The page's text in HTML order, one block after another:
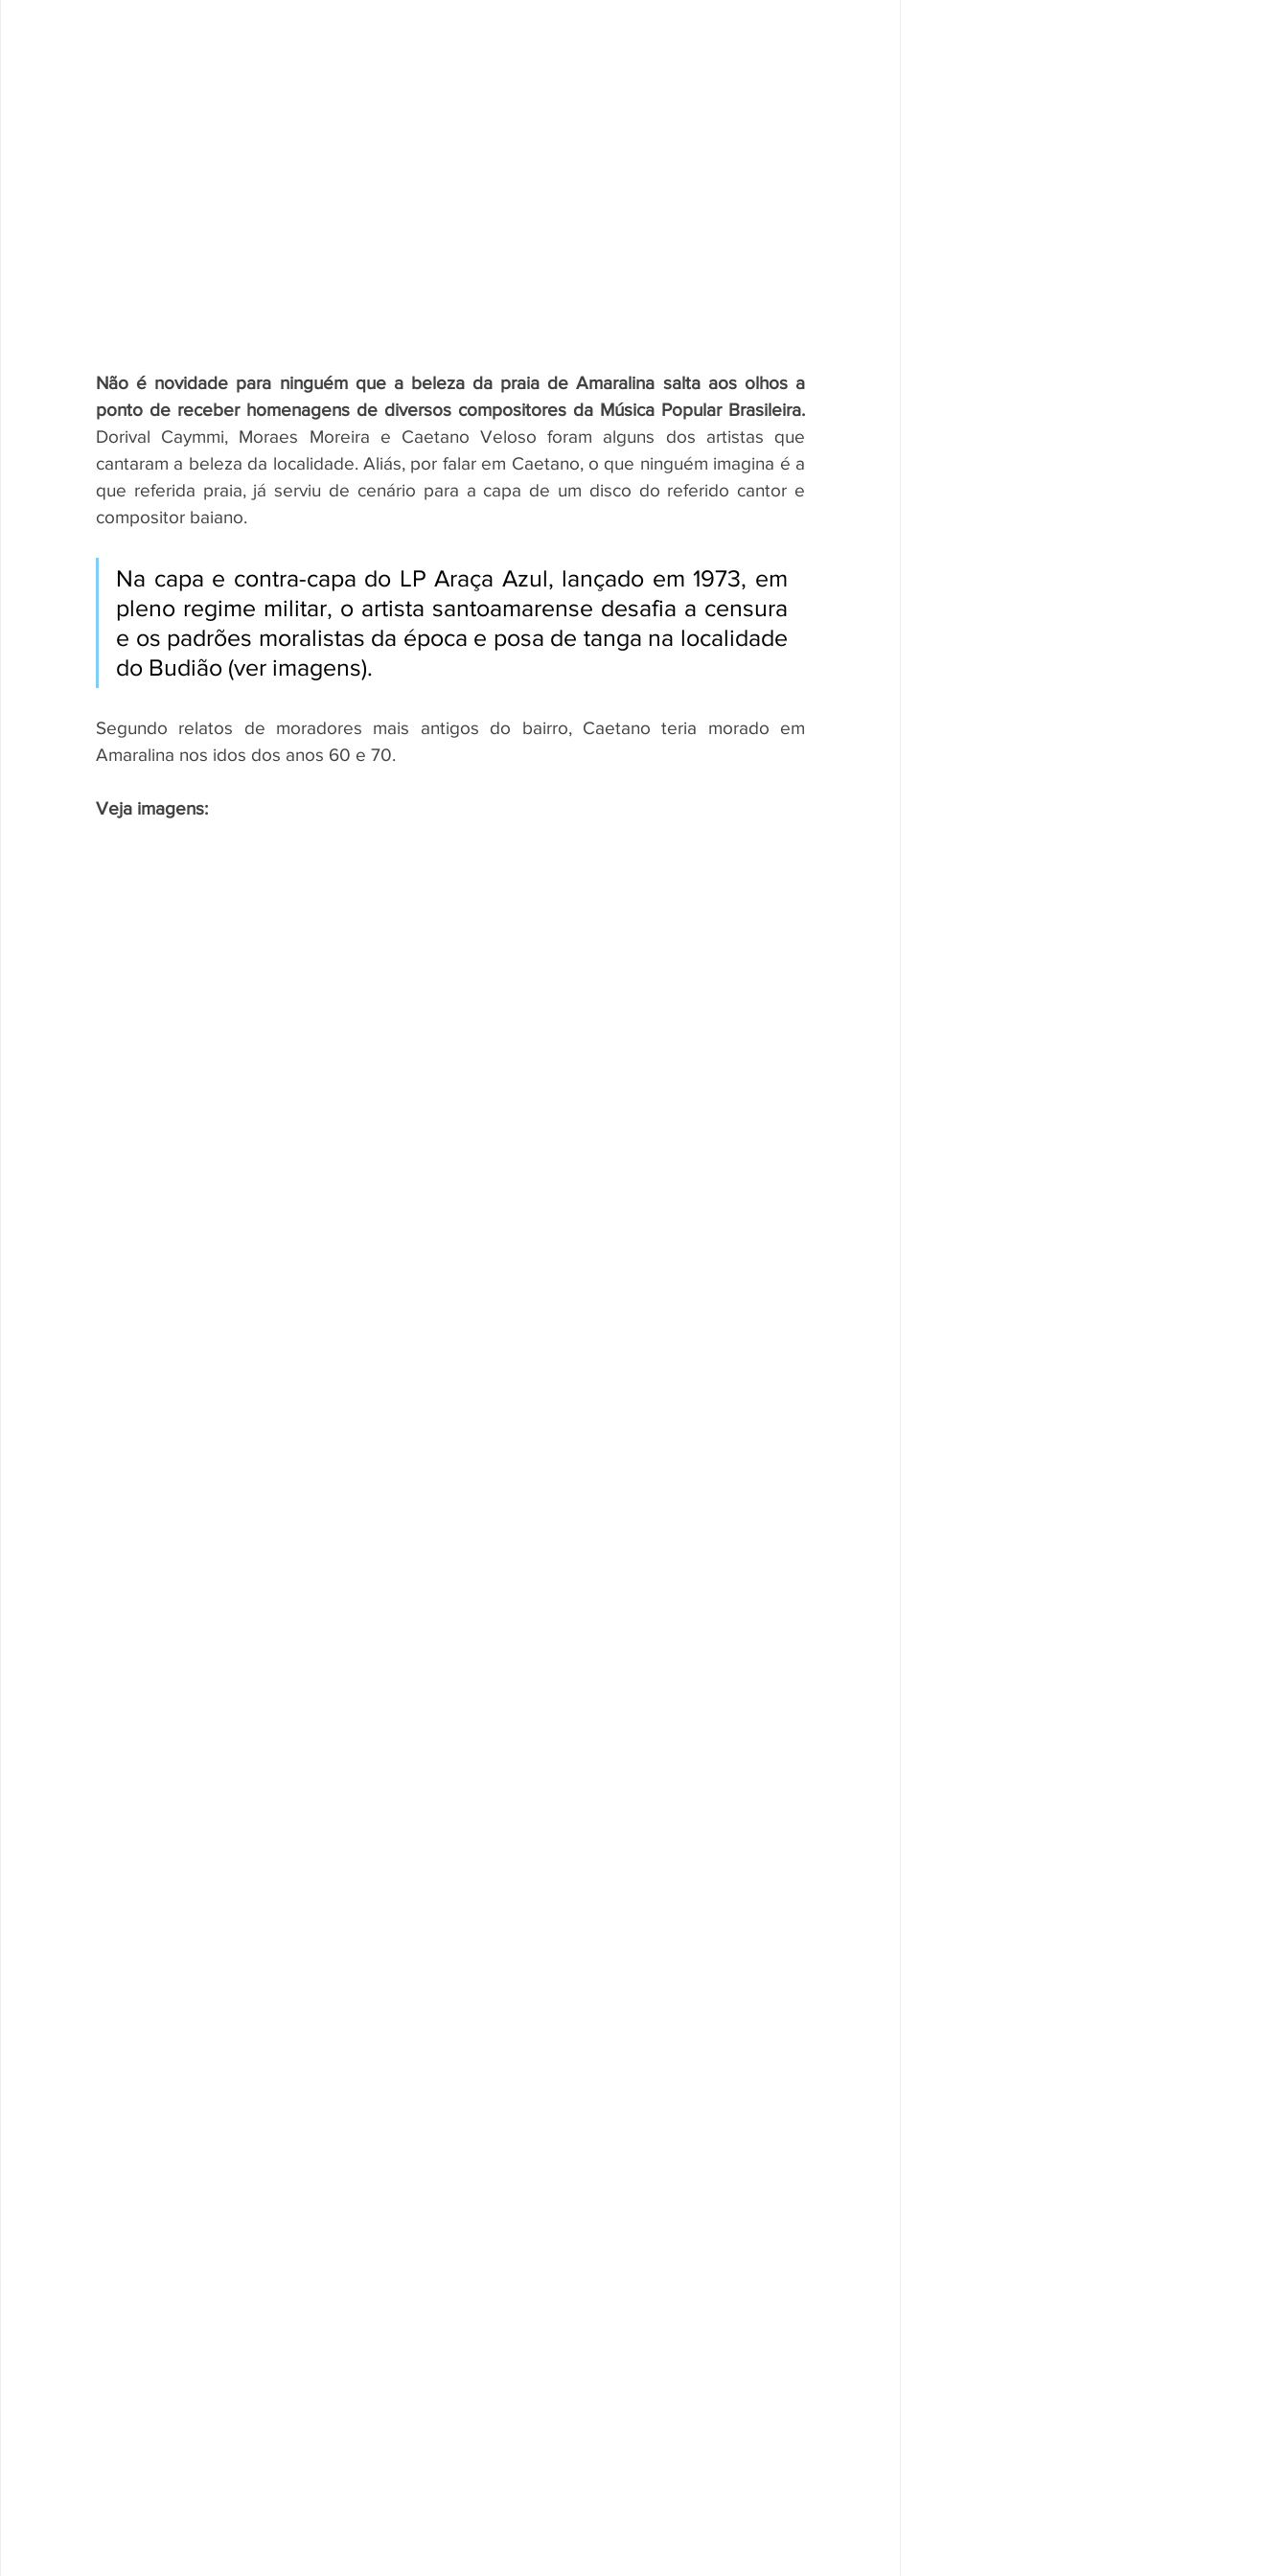
Não é novidade para ninguém que a beleza da praia de Amaralina salta aos olhos a
ponto de receber homenagens de diversos compositores da Música Popular Brasileira.
Dorival Caymmi, Moraes Moreira e Caetano Veloso foram alguns dos artistas que
cantaram a beleza da localidade. Aliás, por falar em Caetano, o que ninguém imagina é a
que referida praia, já serviu de cenário para a capa de um disco do referido cantor e
compositor baiano.
Na capa e contra-capa do LP Araça Azul, lançado em 1973, em
pleno regime militar, o artista santoamarense desafia a censura
e os padrões moralistas da época e posa de tanga na localidade
do Budião (ver imagens).
Segundo relatos de moradores mais antigos do bairro, Caetano teria morado em
Amaralina nos idos dos anos 60 e 70.
Veja imagens: